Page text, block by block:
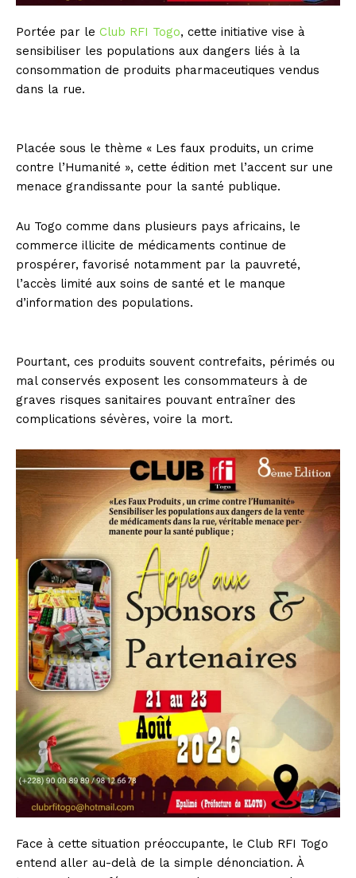
Portée par le Club RFI Togo, cette initiative vise à
sensibiliser les populations aux dangers liés à la
consommation de produits pharmaceutiques vendus
dans la rue.
Placée sous le thème « Les faux produits, un crime
contre l’Humanité », cette édition met l’accent sur une
menace grandissante pour la santé publique.
Au Togo comme dans plusieurs pays africains, le
commerce illicite de médicaments continue de
prospérer, favorisé notamment par la pauvreté,
l’accès limité aux soins de santé et le manque
d’information des populations.
Pourtant, ces produits souvent contrefaits, périmés ou
mal conservés exposent les consommateurs à de
graves risques sanitaires pouvant entraîner des
complications sévères, voire la mort.
Face à cette situation préoccupante, le Club RFI Togo
entend aller au-delà de la simple dénonciation. À